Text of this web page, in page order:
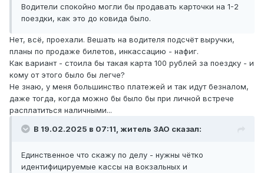
Водители спокойно могли бы продавать карточки на 1-2
поездки, как это до ковида было.
Нет, всё, проехали. Вешать на водителя подсчёт выручки,
планы по продаже билетов, инкассацию - нафиг.
Как вариант - стоила бы такая карта 100 рублей за поездку - и
кому от этого было бы легче?
Не знаю, у меня большинство платежей и так идут безналом,
даже тогда, когда можно бы было бы при личной встрече
расплатиться наличными...
В 19.02.2025 в 07:11, житель ЗАО сказал:
Единственное что скажу по делу - нужны чётко
идентифицируемые кассы на вокзальных и